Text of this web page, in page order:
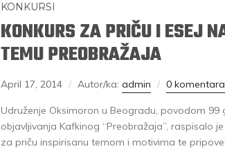
KONKURSI
KONKURS ZA PRIČU I ESEJ
TEMU PREOBRAŽAJA
April 17, 2014 Autor/ka: admin 0 komentara
Udruženje Oksimoron u Beogradu, povodom 99
objavljivanja Kafkinog “Preobražaja”, raspisalo
za priču inspirisanu temom i motivima te